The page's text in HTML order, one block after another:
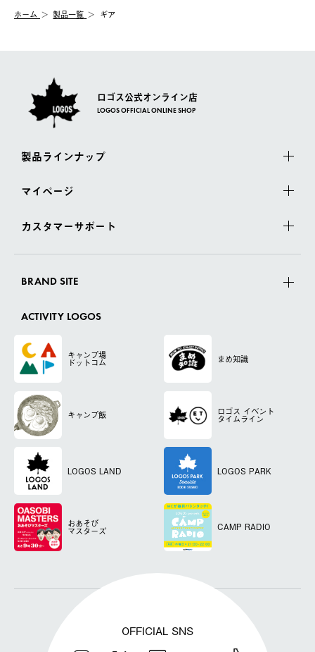
【配送業者】
佐川急便にて配送されます。
一度お手元の商品を返品いただき、ご希望商品を再注文してくだ
ホーム 製品一覧 ギア
ロゴス公式オンライン店
LOGOS OFFICIAL ONLINE SHOP
製品ラインナップ
マイページ
カスタマーサポート
BRAND SITE
ACTIVITY LOGOS
キャンプ場
ドットコム まめ知識
キャンプ飯 ロゴス イベント
タイムライン
LOGOS LAND LOGOS PARK
おあそび
マスターズ CAMP RADIO
OFFICIAL SNS